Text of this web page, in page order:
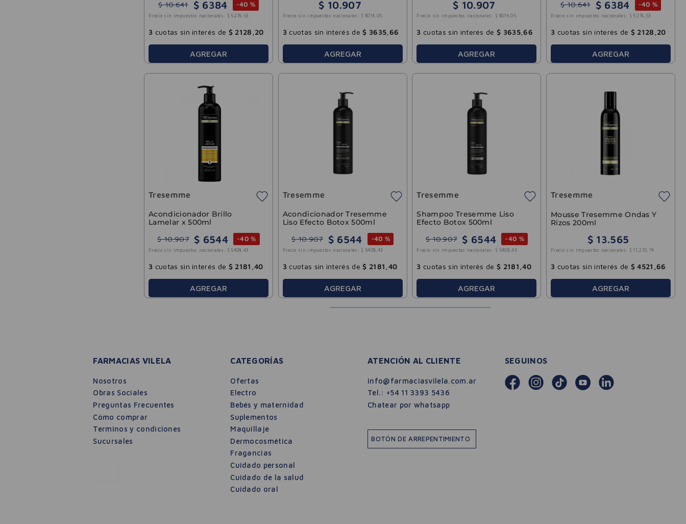
$ 10.641 $ 6384 -40 %
Precio sin impuestos nacionales: $ 5276 , 53
3 cuotas sin interés de $ 2128 20
AGREGAR
$ 10.907
Precio sin impuestos nacionales: $ 9014 05
3 cuotas sin interés de $ 3635 66
AGREGAR
$ 10.907
Precio sin impuestos nacionales: $ 9014,05
3 cuotas sin interés de $ 3635 ,66
AGREGAR
$ 10.641 $ 6384 -40 %
Precio sin impuestos nacionales: $ 5276 , 53
3 cuotas sin interés de $ 2128 20
AGREGAR
Tresemme
Acondicionador Brillo
Lamelar x 500ml
$ 10.907 $ 6544 -40 %
Precio sin impuestos nacionales: $ 5408 ,43
3 cuotas sin interés de $ 2181 ,40
AGREGAR
Tresemme
Acondicionador Tresemme
Liso Efecto Botox 500ml
$ 10.907 $ 6544 -40 %
Precio sin impuestos nacionales: $ 5408 , 43
3 cuotas sin interés de $ 2181,40
AGREGAR
Tresemme
Shampoo Tresemme Liso
Efecto Botox 500ml
$ 10.907 $ 6544 -40 %
Precio sin impuestos nacionales: $ 5408 ,43
3 cuotas sin interés de $ 2181,40
AGREGAR
Tresemme
Mousse Tresemme Ondas Y
Rizos 200ml
$ 13.565
Precio sin impuestos nacionales: $ 11 .210, 74
3 cuotas sin interés de $ 4521 ,66
AGREGAR
FARMACIAS VILELA
Nosotros
Obras Sociales
Preguntas Frecuentes
Cómo comprar
Terminos y condiciones
Sucursales
CATEGORÍAS
Ofertas
Electro
Bebés y maternidad
Suplementos
Maquillaje
Dermocosmética
Fragancias
Cuidado personal
Cuidado de la salud
Cuidado oral
ATENCIÓN AL CLIENTE
info@farmaciasvilela.com.ar
Tel.: +54 11 3393 5436
Chatear por whatsapp
BOTÓN DE ARREPENTIMIENTO
SEGUINOS